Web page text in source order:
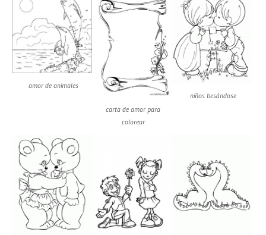
amor de animales
carta de amor para
colorear
niños besándose